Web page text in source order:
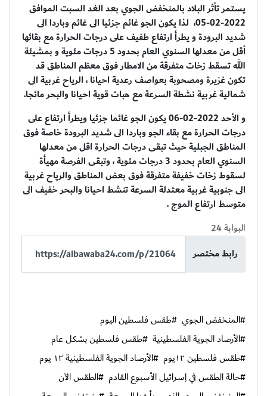
يستمر تأثر البلاد بالمنخفض الجوي بعد الغد السبت الموافق
2022-02-05، لذا يكون الجو غائم جزئيا الى غائم وباردا الى
شديد البرودة و يطرأ ارتفاع طفيف على درجات الحرارة مع بقائها
أقل من معدلها السنوي العام بحدود 5 درجات مئوية و بمشيئة
الله تسقط زخات متفرقة من الامطار فوق معظم المناطق قد
تكون غزيرة ومصحوبة بعواصف رعدية احيانا ، الرياح غربية الى
شمالية غربية نشطة السرعة مع هبات قوية احيانا والبحر مائجا.
و الأحد 2022-02-06 يكون الجو غائما جزئيا ويطرأ ارتفاع على
درجات الحرارة مع بقاء الجو وباردا الى شديد البرودة خاصة فوق
المناطق الجبلية حيث تبقى درجات الحرارة اقل من معدلها
السنوي العام بحدود 3 درجات مئوية ، وتبقى الفرصة مهيأة
لسقوط زخات خفيفة متفرقة فوق بعض المناطق والرياح غربية
الى جنوبية غربية معتدلة السرعة تنشط احيانا والبحر خفيف الى
متوسط ارتفاع الموج .
البوابة 24
رابط مختصر
#المنخفض الجوي #طقس فلسطين اليوم
#الأرصاد الجوية الفلسطينية #طقس فلسطين بشكل عام
#طقس فلسطين ١٢يوم
#الأرصاد الجوية الفلسطينية ١٢ يوم
#حالة الطقس في إسرائيل الأسبوع القادم #الطقس الآن